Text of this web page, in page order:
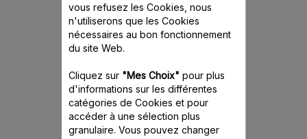
Easymax HM2501B1
Fouetter rapidement et
vous refusez les Cookies, nous
n'utiliserons que les Cookies
nécessaires au bon fonctionnement
du site Web.
Cliquez sur "Mes Choix" pour plus
d'informations sur les différentes
catégories de Cookies et pour
accéder à une sélection plus
granulaire. Vous pouvez changer